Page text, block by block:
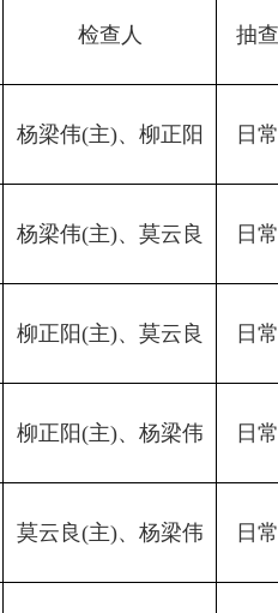
检查人 抽
杨梁伟(主)、柳正阳 日
杨梁伟(主)、莫云良 日
柳正阳(主)、莫云良 日
柳正阳(主)、杨梁伟 日
莫云良(主)、杨梁伟 日